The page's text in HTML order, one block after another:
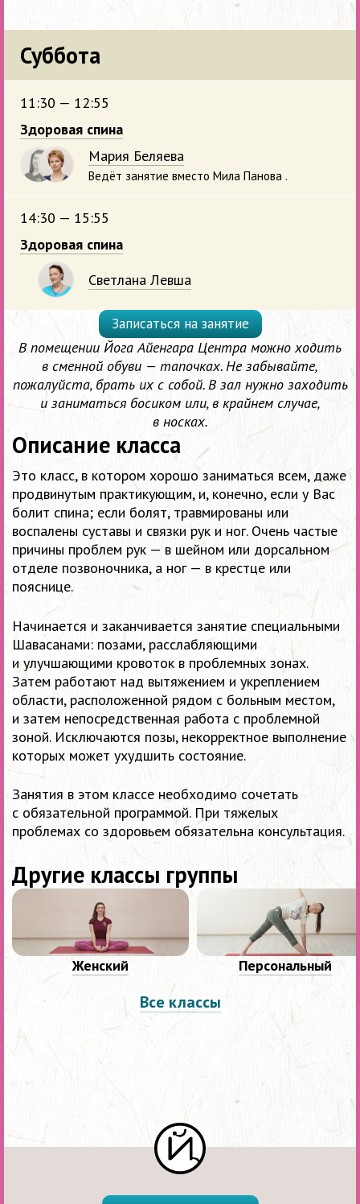
Суббота
11:30 — 12:55
Здоровая спина
Мария Беляева
Ведёт занятие вместо Мила Панова .
14:30 — 15:55
Здоровая спина
Светлана Левша
Записаться на занятие
В помещении Йога Айенгара Центра можно ходить
в сменной обуви — тапочках. Не забывайте,
пожалуйста, брать их с собой. В зал нужно заходить
и заниматься босиком или, в крайнем случае,
в носках.
Описание класса
Это класс, в котором хорошо заниматься всем, даже
продвинутым практикующим, и, конечно, если у Вас
болит спина; если болят, травмированы или
воспалены суставы и связки рук и ног. Очень частые
причины проблем рук — в шейном или дорсальном
отделе позвоночника, а ног — в крестце или
пояснице.
Начинается и заканчивается занятие специальными
Шавасанами: позами, расслабляющими
и улучшающими кровоток в проблемных зонах.
Затем работают над вытяжением и укреплением
области, расположенной рядом с больным местом,
и затем непосредственная работа с проблемной
зоной. Исключаются позы, некорректное выполнение
которых может ухудшить состояние.
Занятия в этом классе необходимо сочетать
с обязательной программой. При тяжелых
проблемах со здоровьем обязательна консультация.
Другие классы группы
Женский Персональный
Все классы